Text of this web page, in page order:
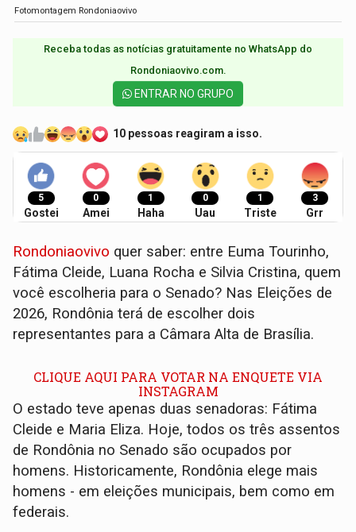
Fotomontagem Rondoniaovivo
Receba todas as notícias gratuitamente no WhatsApp do
Rondoniaovivo.com.​
ENTRAR NO GRUPO
10 pessoas reagiram a isso.
5
Gostei
0
Amei
1
Haha
0
Uau
1
Triste
3
Grr
Rondoniaovivo quer saber: entre Euma Tourinho,
Fátima Cleide, Luana Rocha e Silvia Cristina, quem
você escolheria para o Senado? Nas Eleições de
2026, Rondônia terá de escolher dois
representantes para a Câmara Alta de Brasília.
CLIQUE AQUI PARA VOTAR NA ENQUETE VIA
INSTAGRAM
O estado teve apenas duas senadoras: Fátima
Cleide e Maria Eliza. Hoje, todos os três assentos
de Rondônia no Senado são ocupados por
homens. Historicamente, Rondônia elege mais
homens - em eleições municipais, bem como em
federais.